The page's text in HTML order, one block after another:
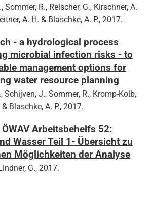
Sommer, R., Reischer, G., Kirschner, A.
A. H. & Blaschke, A. P., 2017.
- a hydrological process
microbial infection risks - to
management options for
water resource planning
Schijven, J., Sommer, R., Kromp-Kolb,
Blaschke, A. P., 2017.
Arbeitsbehelfs 52:
Wasser Teil 1- Übersicht zu
Möglichkeiten der Analyse
G., 2017.